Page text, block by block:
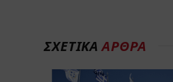
ΣΧΕΤΙΚΑΑΡΘΡΑ